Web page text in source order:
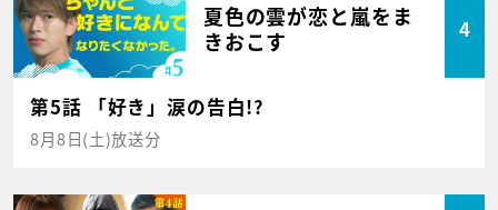
夏色の雲が恋と嵐をま
きおこす
4
第5話 「好き」涙の告白!?
8月8日(土)放送分